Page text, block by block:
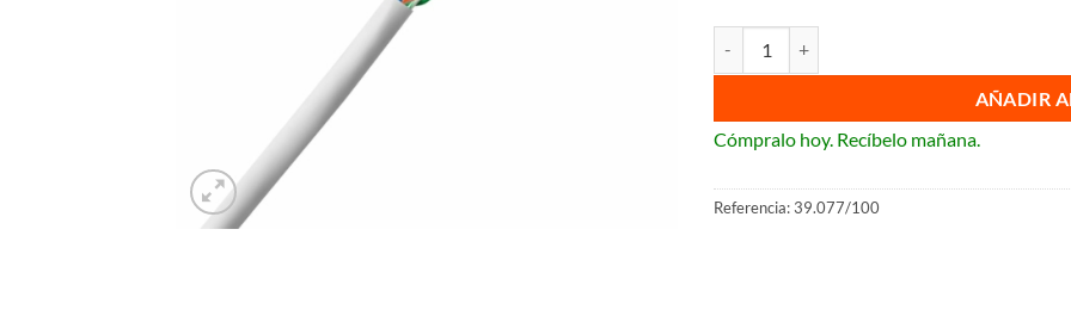
AÑADIR
Cómpralo hoy. Recíbelo mañana.
Referencia:39.077/100